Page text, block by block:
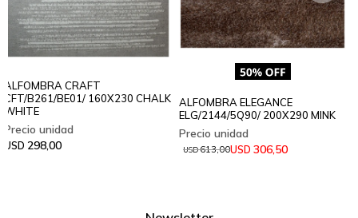
ALFOMBRA CRAFT
CFT/B261/BE01/ 160X230 CHALK
WHITE
USD 298,00
ALFOMBRA ELEGANCE
ELG/2144/5Q90/ 200X290 MINK
USD 306,50
USD613,00